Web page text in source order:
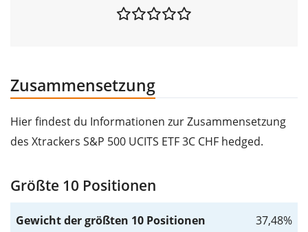
Zusammensetzung
Hier findest du Informationen zur Zusammensetzung
des Xtrackers S&P 500 UCITS ETF 3C CHF hedged.
Größte 10 Positionen
Gewicht der größten 10 Positionen
37,48%